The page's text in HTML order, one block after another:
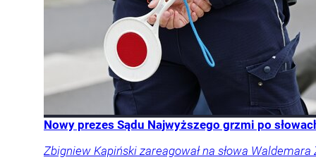
Nowy prezes Sądu Najwyższego grzmi po
Zbigniew Kapiński zareagował na słowa